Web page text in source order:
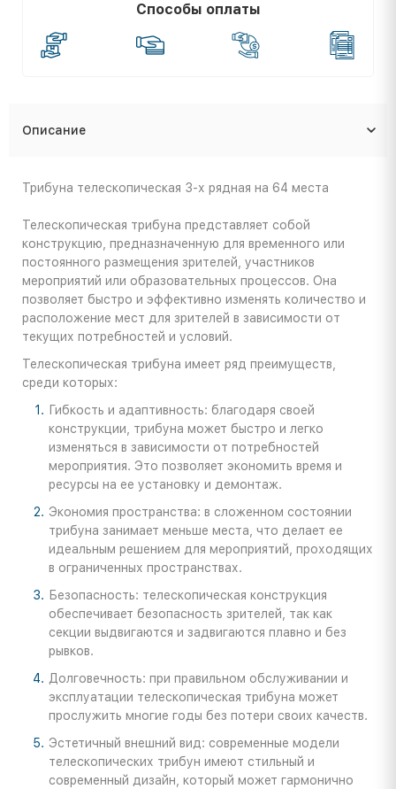
Способы оплаты
Описание
Трибуна телескопическая 3-х рядная на 64 места
Телескопическая трибуна представляет собой
конструкцию, предназначенную для временного или
постоянного размещения зрителей, участников
мероприятий или образовательных процессов. Она
позволяет быстро и эффективно изменять количество и
расположение мест для зрителей в зависимости от
текущих потребностей и условий.
Телескопическая трибуна имеет ряд преимуществ,
среди которых:
Гибкость и адаптивность: благодаря своей
конструкции, трибуна может быстро и легко
изменяться в зависимости от потребностей
мероприятия. Это позволяет экономить время и
ресурсы на ее установку и демонтаж.
Экономия пространства: в сложенном состоянии
трибуна занимает меньше места, что делает ее
идеальным решением для мероприятий, проходящих
в ограниченных пространствах.
Безопасность: телескопическая конструкция
обеспечивает безопасность зрителей, так как
секции выдвигаются и задвигаются плавно и без
рывков.
Долговечность: при правильном обслуживании и
эксплуатации телескопическая трибуна может
прослужить многие годы без потери своих качеств.
Эстетичный внешний вид: современные модели
телескопических трибун имеют стильный и
современный дизайн, который может гармонично